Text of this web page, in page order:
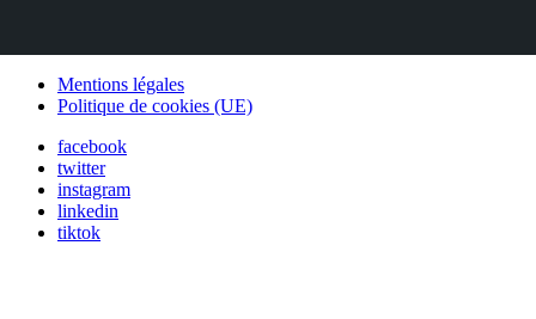
Mentions légales
Politique de cookies (UE)
facebook
twitter
instagram
linkedin
tiktok